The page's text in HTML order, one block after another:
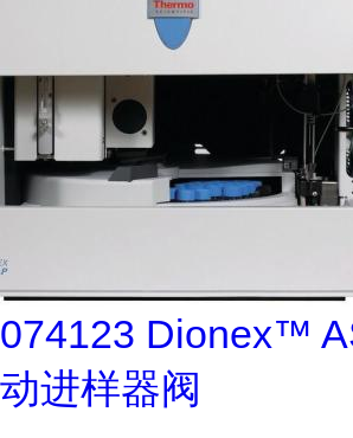
074123 Dionex™
动进样器阀